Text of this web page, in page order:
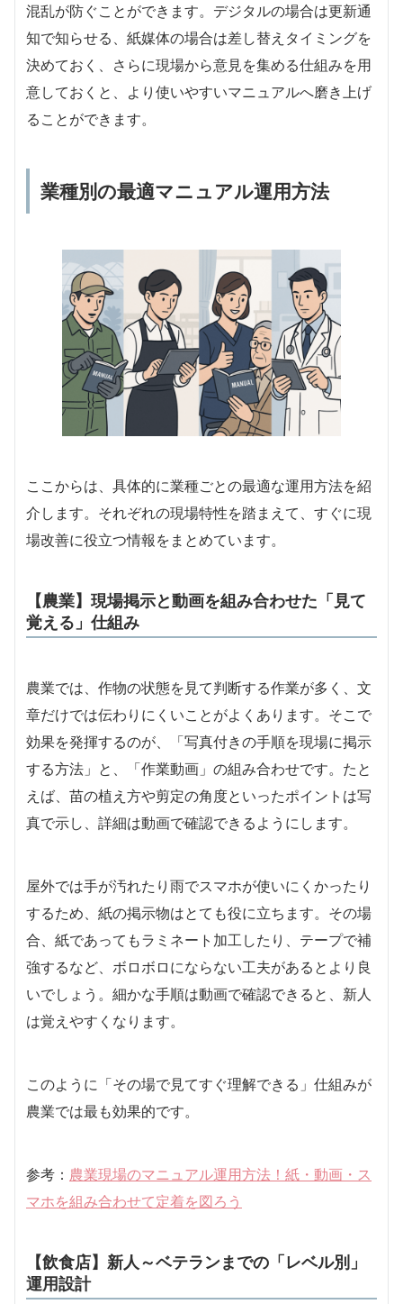
混乱が防ぐことができます。デジタルの場合は更新通
知で知らせる、紙媒体の場合は差し替えタイミングを
決めておく、さらに現場から意見を集める仕組みを用
意しておくと、より使いやすいマニュアルへ磨き上げ
ることができます。
業種別の最適マニュアル運用方法
ここからは、具体的に業種ごとの最適な運用方法を紹
介します。それぞれの現場特性を踏まえて、すぐに現
場改善に役立つ情報をまとめています。
【農業】現場掲示と動画を組み合わせた「見て
覚える」仕組み
農業では、作物の状態を見て判断する作業が多く、文
章だけでは伝わりにくいことがよくあります。そこで
効果を発揮するのが、「写真付きの手順を現場に掲示
する方法」と、「作業動画」の組み合わせです。たと
えば、苗の植え方や剪定の角度といったポイントは写
真で示し、詳細は動画で確認できるようにします。
屋外では手が汚れたり雨でスマホが使いにくかったり
するため、紙の掲示物はとても役に立ちます。その場
合、紙であってもラミネート加工したり、テープで補
強するなど、ボロボロにならない工夫があるとより良
いでしょう。細かな手順は動画で確認できると、新人
は覚えやすくなります。
このように「その場で見てすぐ理解できる」仕組みが
農業では最も効果的です。
参考： 農業現場のマニュアル運用方法！紙・動画・ス
マホを組み合わせて定着を図ろう
【飲食店】新人～ベテランまでの「レベル別」
運用設計